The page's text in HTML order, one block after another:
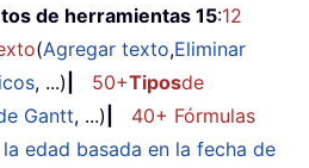
de herramientas 15:12
(Agregar texto,Eliminar
, ...) 50+Tiposde
Gantt, ...)
40+ Fórmulas
edad basada en la fecha de